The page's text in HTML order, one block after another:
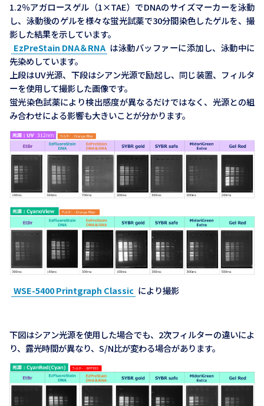
1.2％アガロースゲル（1×TAE）でDNAのサイズマーカーを泳動
し、泳動後のゲルを様々な蛍光試薬で30分間染色したゲルを、撮
影した結果を示しています。
EzPreStain DNA＆RNA は泳動バッファーに添加し、泳動中に
先染めしています。
上段はUV光源、下段はシアン光源で励起し、同じ装置、フィルタ
ーを使用して撮影した画像です。
蛍光染色試薬により検出感度が異なるだけではなく、光源との組
み合わせによる影響も大きいことが分かります。
WSE-5400 Printgraph Classic により撮影
下図はシアン光源を使用した場合でも、2次フィルターの違いによ
り、露光時間が異なり、S/N比が変わる場合があります。